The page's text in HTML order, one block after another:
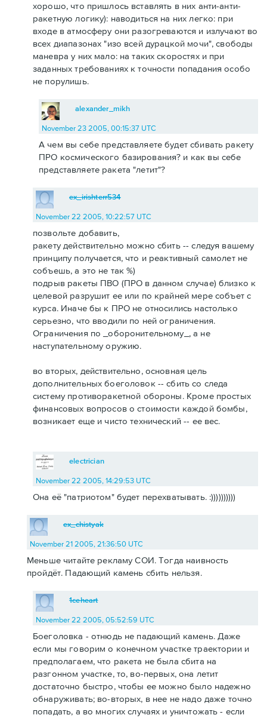
хорошо, что пришлось вставлять в них анти-анти-
ракетную логику): наводиться на них легко: при
входе в атмосферу они разогреваются и излучают во
всех диапазонах "изо всей дурацкой мочи", свободы
маневра у них мало: на таких скоростях и при
заданных требованиях к точности попадания особо
не порулишь.
alexander_mikh
November 23 2005, 00:15:37 UTC
А чем вы себе представляете будет сбивать ракету
ПРО космического базирования? и как вы себе
представляете ракета "летит"?
ex_irishterr534
November 22 2005, 10:22:57 UTC
позвольте добавить,
ракету действительно можно сбить -- следуя вашему
принципу получается, что и реактивный самолет не
собъешь, а это не так %)
подрыв ракеты ПВО (ПРО в данном случае) близко к
целевой разрушит ее или по крайней мере собъет с
курса. Иначе бы к ПРО не относились настолько
серьезно, что вводили по ней ограничения.
Ограничения по _оборонительному_, а не
наступательному оружию.
во вторых, действительно, основная цель
дополнительных боеголовок -- сбить со следа
систему противоракетной обороны. Кроме простых
финансовых вопросов о стоимости каждой бомбы,
возникает еще и чисто технический -- ее вес.
electrician
November 22 2005, 14:29:53 UTC
Она её "патриотом" будет перехватывать. :))))))))))
ex_chistyak
November 21 2005, 21:36:50 UTC
Меньше читайте рекламу СОИ. Тогда наивность
пройдёт. Падающий камень сбить нельзя.
1ceheart
November 22 2005, 05:52:59 UTC
Боеголовка - отнюдь не падающий камень. Даже
если мы говорим о конечном участке траектории и
предполагаем, что ракета не была сбита на
разгонном участке, то, во-первых, она летит
достаточно быстро, чтобы ее можно было надежно
обнаруживать; во-вторых, в нее не надо даже точно
попадать, а во многих случаях и уничтожать - если